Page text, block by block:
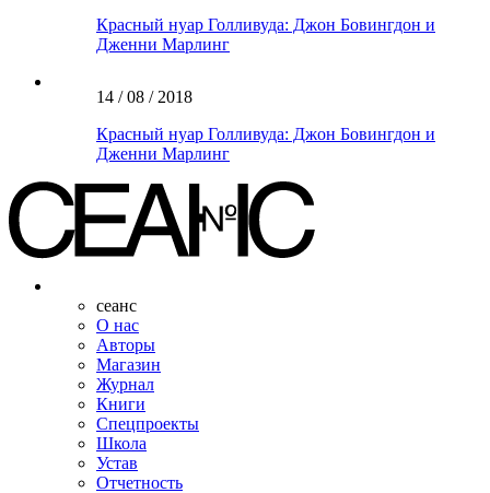
Красный нуар Голливуда: Джон Бовингдон и
Дженни Марлинг
14 / 08 / 2018
Красный нуар Голливуда: Джон Бовингдон и
Дженни Марлинг
сеанс
О нас
Авторы
Магазин
Журнал
Книги
Спецпроекты
Школа
Устав
Отчетность